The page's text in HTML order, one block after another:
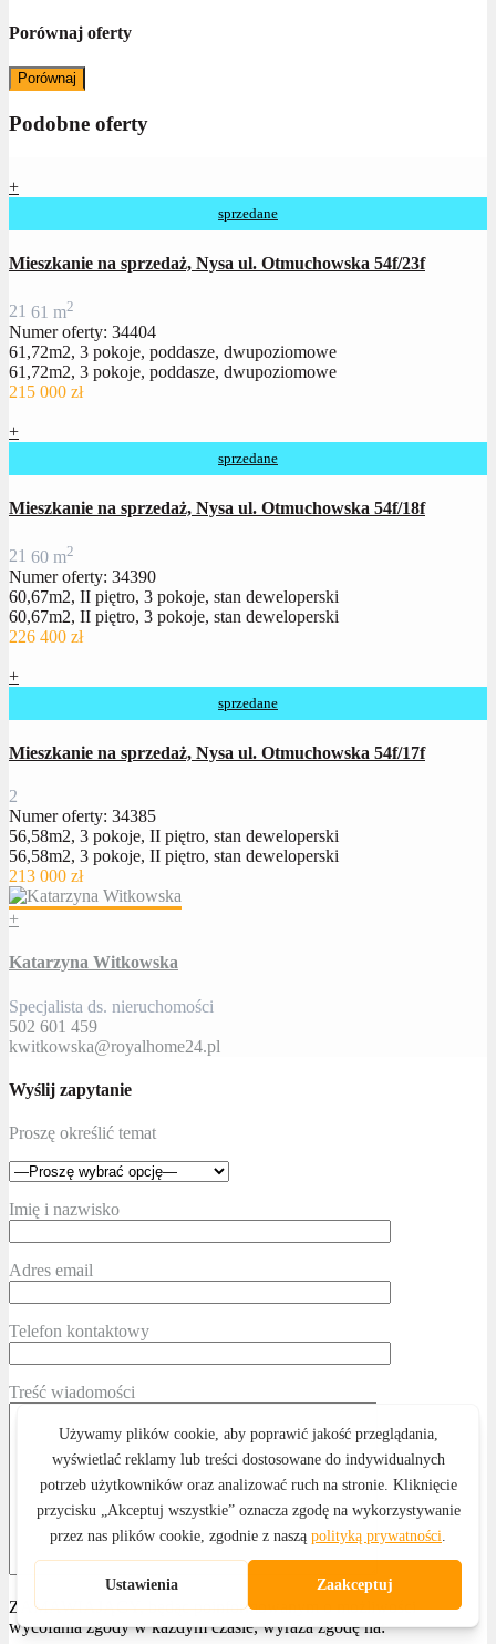
Porównaj oferty
Porównaj
Podobne oferty
+
sprzedane
Mieszkanie na sprzedaż, Nysa ul. Otmuchowska 54f/23f
21 61 m2
Numer oferty: 34404
61,72m2, 3 pokoje, poddasze, dwupoziomowe
61,72m2, 3 pokoje, poddasze, dwupoziomowe
215 000 zł
+
sprzedane
Mieszkanie na sprzedaż, Nysa ul. Otmuchowska 54f/18f
21 60 m2
Numer oferty: 34390
60,67m2, II piętro, 3 pokoje, stan deweloperski
60,67m2, II piętro, 3 pokoje, stan deweloperski
226 400 zł
+
sprzedane
Mieszkanie na sprzedaż, Nysa ul. Otmuchowska 54f/17f
2
Numer oferty: 34385
56,58m2, 3 pokoje, II piętro, stan deweloperski
56,58m2, 3 pokoje, II piętro, stan deweloperski
213 000 zł
+
Katarzyna Witkowska
Specjalista ds. nieruchomości
502 601 459
kwitkowska@royalhome24.pl
Wyślij zapytanie
Proszę określić temat
Imię i nazwisko
Adres email
Telefon kontaktowy
Treść wiadomości
ZAMAWIAJĄCY, będąc poinformowanym o możliwości
wycofania zgody w każdym czasie, wyraża zgodę na: